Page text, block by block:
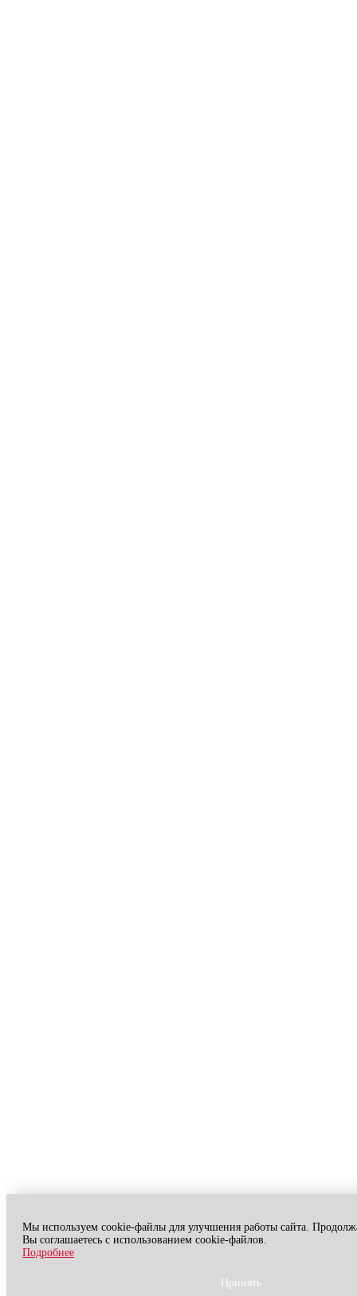
Мы используем cookie-файлы для улучшения работы сайта.
Вы соглашаетесь с использованием cookie-файлов.
Подробнее
Принять